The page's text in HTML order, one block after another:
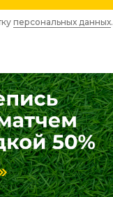
персональных данных.